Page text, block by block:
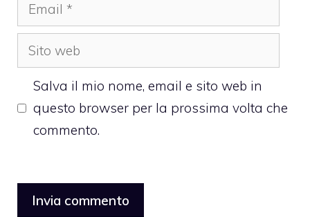
Sito
web
Salva il mio nome, email e sito web in
questo browser per la prossima volta che
commento.